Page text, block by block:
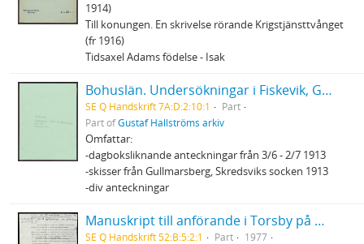
1914)
Till konungen. En skrivelse rörande Krigstjänsttvånget
(fr 1916)
Tidsaxel Adams födelse - Isak
Bohuslän. Undersökningar i Fiskevik, Gullmarsberg m.m. (1912) - 1913, anteckningar, planer
SE Q Handskrift 7A:D:2:10:1
Part
Part ofGustaf Hallströms arkiv
Omfattar:
-dagboksliknande anteckningar från 3/6 - 2/7 1913
-skisser från Gullmarsberg, Skredsviks socken 1913
-div anteckningar
Manuskript till anförande i Torsby på miljögruppens upplysnings - och protestdagar 18-19/6 1977
SE Q Handskrift 52:B:5:2:1 Part
1977